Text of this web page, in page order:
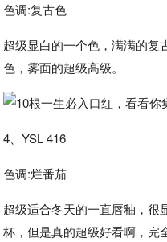
色调:复古色
超级显白的一个色，满满的复
色，雾面的超级高级。
4、YSL 416
色调:烂番茄
超级适合冬天的一直唇釉，很
杯，但是真的超级好看啊，完